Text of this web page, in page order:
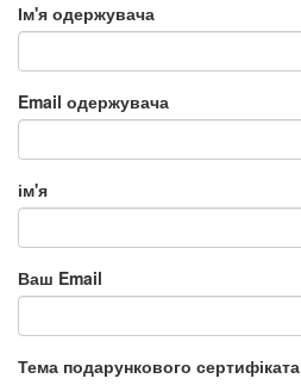
Ім'я одержувача
Email одержувача
ім'я
Ваш Email
Тема подарункового сертифіката